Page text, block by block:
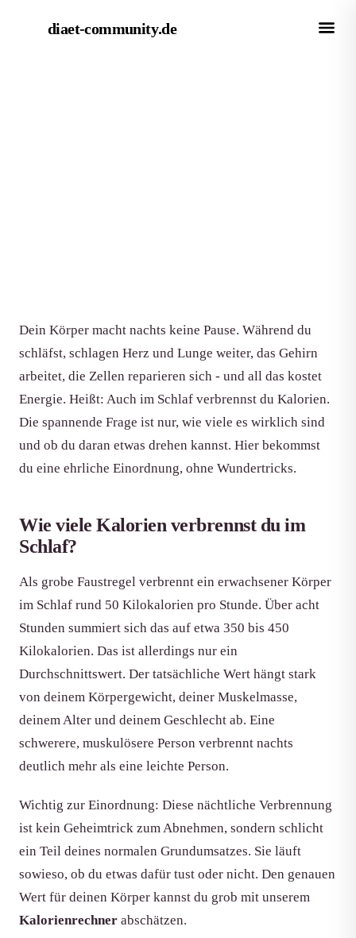
diaet-community.de
Dein Körper macht nachts keine Pause. Während du
schläfst, schlagen Herz und Lunge weiter, das Gehirn
arbeitet, die Zellen reparieren sich - und all das kostet
Energie. Heißt: Auch im Schlaf verbrennst du Kalorien.
Die spannende Frage ist nur, wie viele es wirklich sind
und ob du daran etwas drehen kannst. Hier bekommst
du eine ehrliche Einordnung, ohne Wundertricks.
Wie viele Kalorien verbrennst du im
Schlaf?
Als grobe Faustregel verbrennt ein erwachsener Körper
im Schlaf rund 50 Kilokalorien pro Stunde. Über acht
Stunden summiert sich das auf etwa 350 bis 450
Kilokalorien. Das ist allerdings nur ein
Durchschnittswert. Der tatsächliche Wert hängt stark
von deinem Körpergewicht, deiner Muskelmasse,
deinem Alter und deinem Geschlecht ab. Eine
schwerere, muskulösere Person verbrennt nachts
deutlich mehr als eine leichte Person.
Wichtig zur Einordnung: Diese nächtliche Verbrennung
ist kein Geheimtrick zum Abnehmen, sondern schlicht
ein Teil deines normalen Grundumsatzes. Sie läuft
sowieso, ob du etwas dafür tust oder nicht. Den genauen
Wert für deinen Körper kannst du grob mit unserem
Kalorienrechner abschätzen.